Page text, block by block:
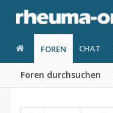
FOREN
Foren durchsuchen
CHAT